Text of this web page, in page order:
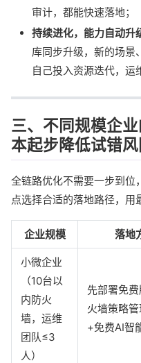
审计，都能快速落地；
持续进化，能力自动升
库同步升级，新的场景
自己投入资源迭代，运
三、不同规模企
本起步降低试错
全链路优化不需要一步到位
点选择合适的落地路径，用
企业规模 落地
小微企业
（10台以
内防火
墙，运维
团队≤3
人）
先部署免
火墙策略
+免费AI智